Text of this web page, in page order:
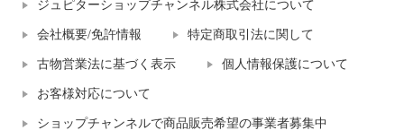
ジュピターショップチャンネル株式会社について
会社概要/免許情報 特定商取引法に関して
古物営業法に基づく表示 個人情報保護について
お客様対応について
ショップチャンネルで商品販売希望の事業者募集中